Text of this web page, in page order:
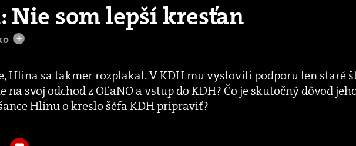
Nie som lepší kresťan
+
Hlina sa takmer rozplakal. V KDH mu vyslovili podporu len staré
na svoj odchod z OĽaNO a vstup do KDH? Čo je skutočný dôvod
Hlinu o kreslo šéfa KDH pripraviť?